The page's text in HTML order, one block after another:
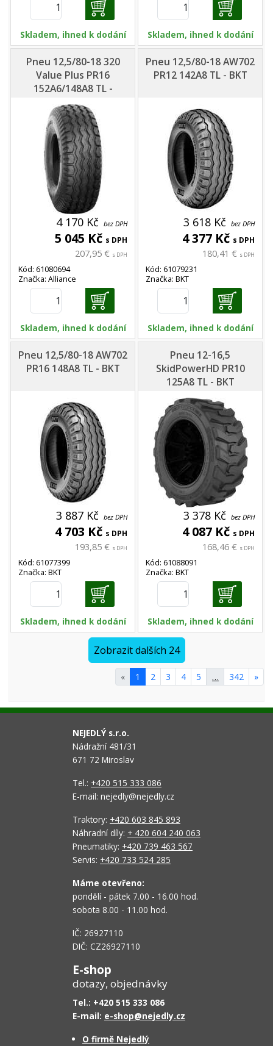
Skladem, ihned k dodání Skladem, ihned k dodání
Pneu 12,5/80-18 320
Value Plus PR16
152A6/148A8 TL -
Alliance
4 170 Kč bez DPH
5 045 Kč s DPH
207,95 € s DPH
Kód: 61080694
Značka: Alliance
Skladem, ihned k dodání
Pneu 12,5/80-18 AW702
PR12 142A8 TL - BKT
3 618 Kč bez DPH
4 377 Kč s DPH
180,41 € s DPH
Kód: 61079231
Značka: BKT
Skladem, ihned k dodání
Pneu 12,5/80-18 AW702
PR16 148A8 TL - BKT
3 887 Kč bez DPH
4 703 Kč s DPH
193,85 € s DPH
Kód: 61077399
Značka: BKT
Skladem, ihned k dodání
Pneu 12-16,5
SkidPowerHD PR10
125A8 TL - BKT
3 378 Kč bez DPH
4 087 Kč s DPH
168,46 € s DPH
Kód: 61088091
Značka: BKT
Skladem, ihned k dodání
Zobrazit dalších 24
« 1 2 3 4 5 … 342 »
NEJEDLÝ s.r.o.
Nádražní 481/31
671 72 Miroslav
Tel.: +420 515 333 086
E-mail: nejedly@nejedly.cz
Traktory: +420 603 845 893
Náhradní díly: + 420 604 240 063
Pneumatiky: +420 739 463 567
Servis: +420 733 524 285
Máme otevřeno:
pondělí - pátek 7.00 - 16.00 hod.
sobota 8.00 - 11.00 hod.
IČ: 26927110
DIČ: CZ26927110
E-shop
dotazy, objednávky
Tel.: +420 515 333 086
E-mail: e-shop@nejedly.cz
O firmě Nejedlý